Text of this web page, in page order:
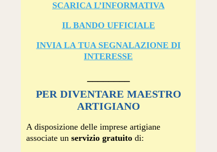
SCARICA L’INFORMATIVA
IL BANDO UFFICIALE
INVIA LA TUA SEGNALAZIONE DI
INTERESSE
PER DIVENTARE MAESTRO
ARTIGIANO
A disposizione delle imprese artigiane
associate unservizio gratuito di: